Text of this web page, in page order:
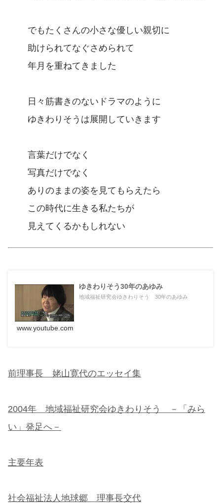
でもたくさんの小さな優しい親切に
助けられてなぐさめられて
年月を重ねてきました
日々筋書きのないドラマのように
ゆきわりそうは展開していきます
言葉だけでなく
写真だけでなく
ありのままの姿を見てもらえたら
この時代に生きる私たちが
見えてくるかもしれない
ゆきわりそう30年のあゆみ
地域福祉研究会ゆきわりそう 30年のあゆみ
www.youtube.com
前理事長 姥山寛代のエッセイ集
2004年 地域福祉研究会ゆきわりそう －「みら
い」発足へ－
主要年表
社会福祉法人地球郷 理事長交代